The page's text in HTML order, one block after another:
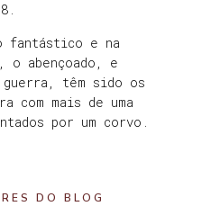
fantástico e na
abençoado, e
guerra, têm sido os
com mais de uma
por um corvo.
DO BLOG